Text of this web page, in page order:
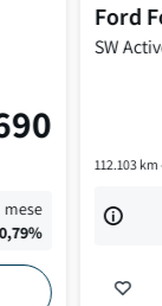
mese
%
Ford
SW
112.103km